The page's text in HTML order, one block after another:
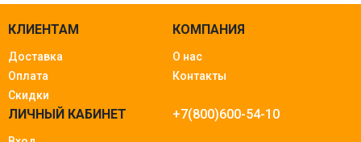
КЛИЕНТАМ
Доставка
Оплата
Скидки
КОМПАНИЯ
О нас
Контакты
ЛИЧНЫЙ КАБИНЕТ +7(800)600-54-10